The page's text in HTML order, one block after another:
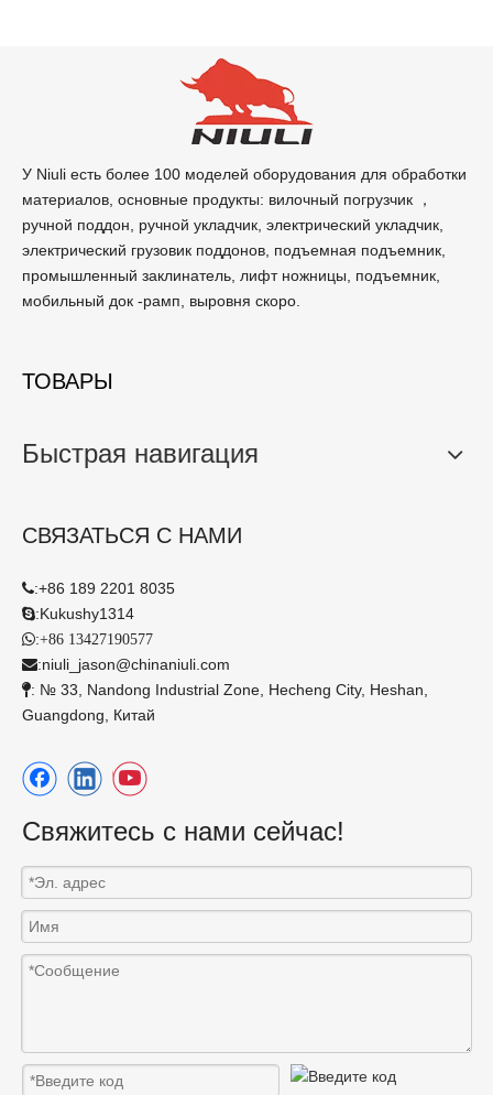
У Niuli есть более 100 моделей оборудования для обработки
материалов, основные продукты: вилочный погрузчик ，
ручной поддон, ручной укладчик, электрический укладчик,
электрический грузовик поддонов, подъемная подъемник,
промышленный заклинатель, лифт ножницы, подъемник,
мобильный док -рамп, выровня скоро.
ТОВАРЫ
Быстрая навигация
СВЯЗАТЬСЯ С НАМИ
:+86 189 2201 8035
:Kukushy1314
:+86 13427190577
:niuli_jason@chinaniuli.com
: № 33, Nandong Industrial Zone, Hecheng City, Heshan,
Guangdong, Китай
Свяжитесь с нами сейчас!